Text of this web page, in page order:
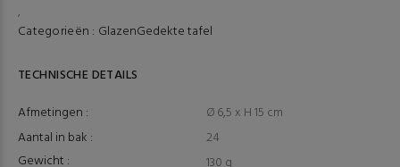
,
Categorieën : GlazenGedekte tafel
TECHNISCHE DETAILS
Afmetingen :
Ø 6,5 x H 15 cm
Aantal in bak :
24
Gewicht :